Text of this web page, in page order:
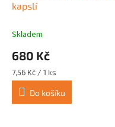
kapslí
Skladem
680 Kč
Měrná
cena:
7,56 Kč / 1 ks
Do košíku